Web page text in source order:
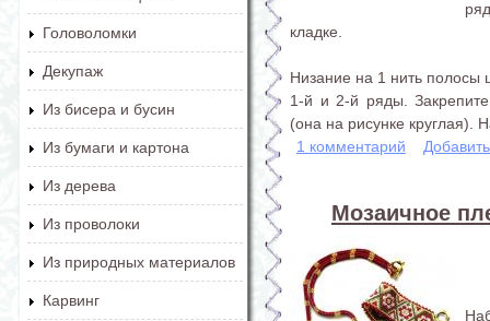
Головоломки
Декупаж
Из бисера и бусин
Из бумаги и картона
Из дерева
Из проволоки
Из природных материалов
Карвинг
кладке.
Низание на 1 нить полосы
1-й и 2-й ряды.
(она на рисунке круглая).
1 комментарий
Мозаичное